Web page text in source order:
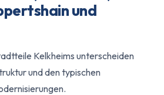
und
Kelkheims unterscheiden
und den typischen